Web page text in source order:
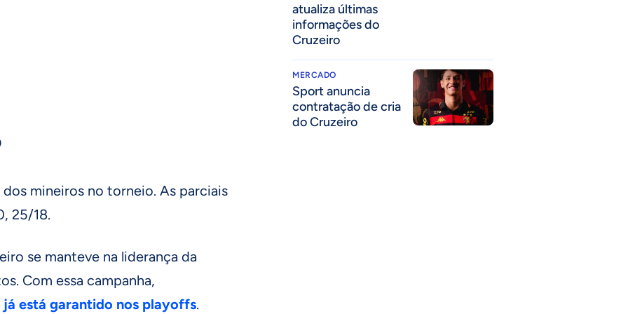
mineiros no torneio. As parciais
25/18.
se manteve na liderança da
Com essa campanha,
está garantido nos playoffs.
atualiza últimas
informações do
Cruzeiro
MERCADO
Sport anuncia
contratação de cria
do Cruzeiro